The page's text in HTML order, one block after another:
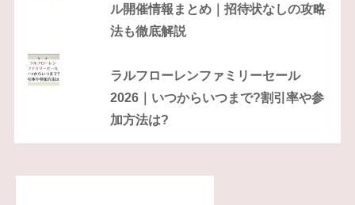
ル開催情報まとめ｜招待状なしの攻略
法も徹底解説
ラルフローレンファミリーセール
2026｜いつからいつまで?割引率や参
加方法は?